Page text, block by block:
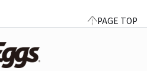
PAGE TOP